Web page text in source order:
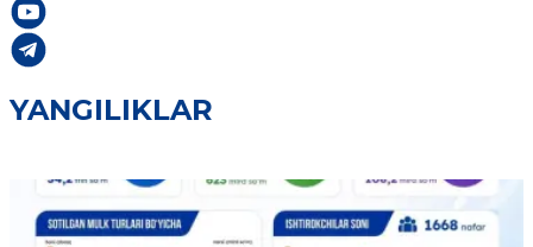
YANGILIKLAR